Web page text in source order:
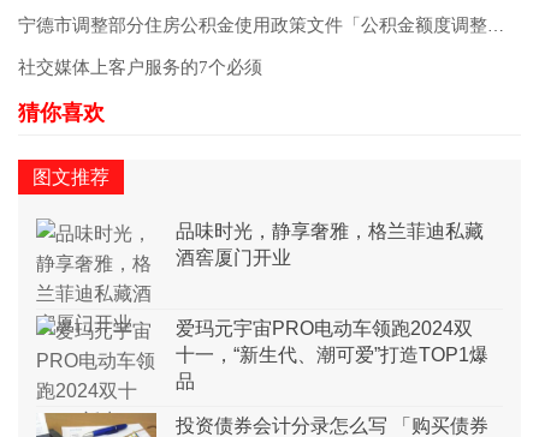
宁德市调整部分住房公积金使用政策文件「公积金额度调整政策」
社交媒体上客户服务的7个必须
图文推荐
品味时光，静享奢雅，格兰菲迪私藏
酒窖厦门开业
爱玛元宇宙PRO电动车领跑2024双
十一，“新生代、潮可爱”打造TOP1爆
品
投资债券会计分录怎么写 「购买债券